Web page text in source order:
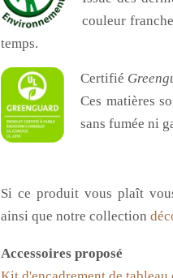
couleur
temps.
Certifié
Ces matières
sans fumée ni
Si ce produit vous plaît
ainsi que notre collection
Accessoires proposé